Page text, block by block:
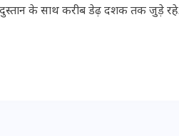
के साथ करीब डेढ़ दशक तक जुड़े रहे.
इस